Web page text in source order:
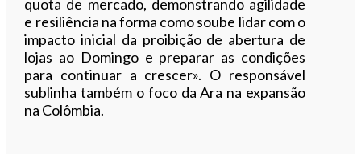
quota de mercado, demonstrando agilidade
e resiliência na forma como soube lidar com o
impacto inicial da proibição de abertura de
lojas ao Domingo e preparar as condições
para continuar a crescer». O responsável
sublinha também o foco da Ara na expansão
na Colômbia.